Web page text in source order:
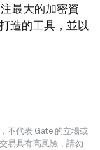
最大的加密資
造的工具，並以
不代表 Gate 的立場或
易具有高風險，請勿